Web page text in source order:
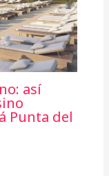
así
Punta del